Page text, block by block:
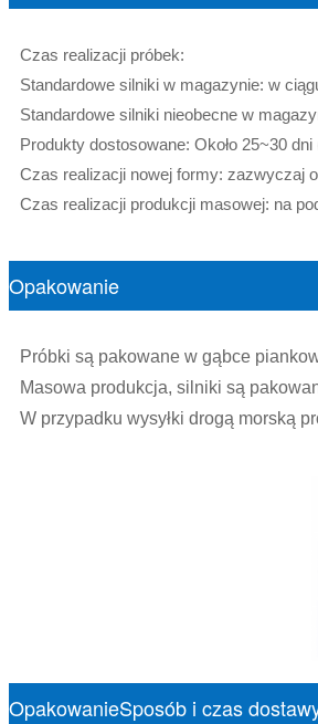
Czas realizacji próbek:
Standardowe silniki w magazynie: w
Standardowe silniki nieobecne w
Produkty dostosowane: Około 25~30
Czas realizacji nowej formy: zazwyczaj
Czas realizacji produkcji masowej: na
Opakowanie
Próbki są pakowane w gąbce
Masowa produkcja, silniki są
W przypadku wysyłki drogą morską
OpakowanieSposób i czas